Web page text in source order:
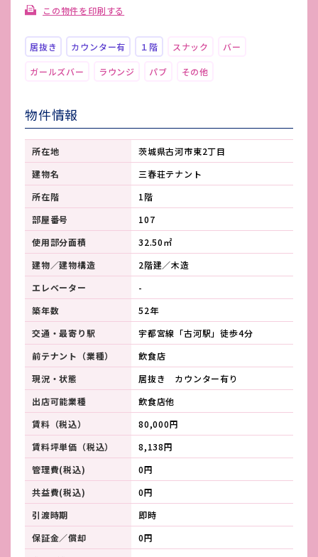
この物件を印刷する
居抜き カウンター有 １階 スナック バー
ガールズバー ラウンジ パブ その他
物件情報
所在地
茨城県古河市東2丁目
建物名
三春荘テナント
所在階
1階
部屋番号
107
使用部分面積
32.50㎡
建物／建物構造
2階建／木造
エレベーター
-
築年数
52年
交通・最寄り駅
宇都宮線「古河駅」徒歩4分
前テナント（業種）
飲食店
現況・状態
居抜き カウンター有り
出店可能業種
飲食店他
賃料（税込）
80,000円
賃料坪単価（税込）
8,138円
管理費(税込)
0円
共益費(税込)
0円
引渡時期
即時
保証金／償却
0円